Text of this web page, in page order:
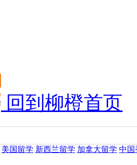
回到柳橙首页
美国留学 新西兰留学 加拿大留学 中国